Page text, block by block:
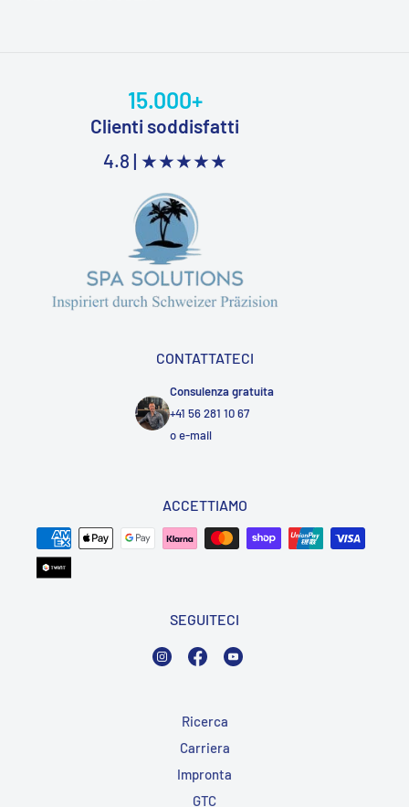
15.000+
Clienti soddisfatti
4.8 | ★★★★★
CONTATTATECI
Consulenza gratuita
+41 56 281 10 67
oe-mail
ACCETTIAMO
SEGUITECI
InstagramFacebook
Ricerca
Carriera
Impronta
GTC